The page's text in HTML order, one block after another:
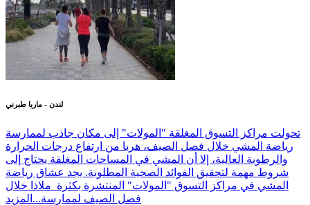
لندن - ماريا طبرني
تحولت مراكز التسوق المغلقة "المولات" إلى مكان جاذب لممارسة
رياضة المشي خلال فصل الصيف، هربا من ارتفاع درجات الحرارة
والرطوبة العالية، إلا أن المشي في المساحات المغلقة يحتاج إلى
شروط مهمة لتحقيق الفوائد الصحية المطلوبة. يجد عشاق رياضة
المشي في مراكز التسوق "المولات" المنتشرة بكثرة ملاذا خلال
فصل الصيف لممارسة... المزيد